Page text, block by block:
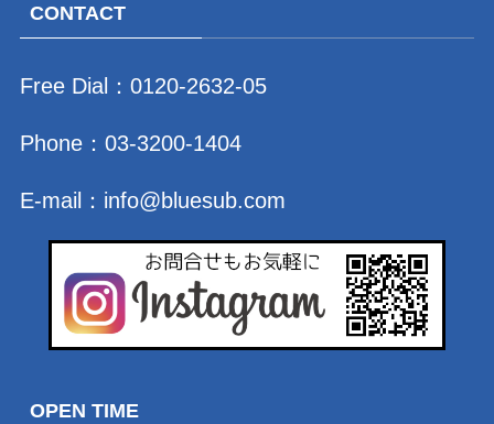
CONTACT
Free Dial： 0120-2632-05
Phone： 03-3200-1404
E-mail： info@bluesub.com
OPEN TIME